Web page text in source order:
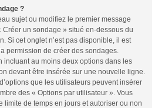
?
sujet ou modifiez le premier message
Créer un sondage » situé en-dessous du
Si cet onglet n’est pas disponible, il est
permission de créer des sondages.
incluant au moins deux options dans les
devant être insérée sur une nouvelle ligne.
que les utilisateurs peuvent insérer
des « Options par utilisateur ». Vous
limite de temps en jours et autoriser ou non